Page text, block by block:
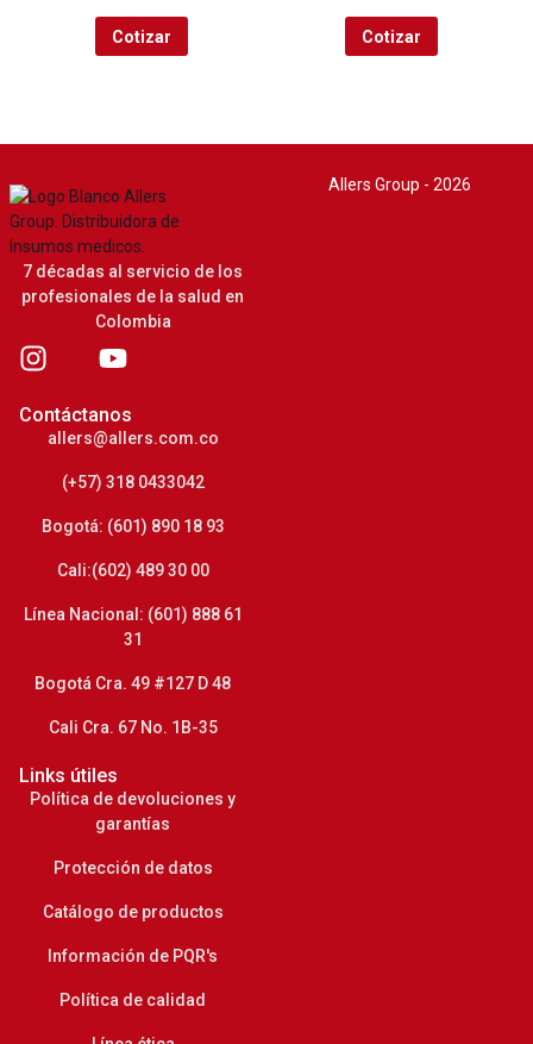
Cotizar Cotizar
7 décadas al servicio de los
profesionales de la salud en
Colombia
Contáctanos
allers@allers.com.co
(+57) 318 0433042
Bogotá: (601) 890 18 93
Cali:(602) 489 30 00
Línea Nacional: (601) 888 61
31
Bogotá Cra. 49 #127 D 48
Cali Cra. 67 No. 1B-35
Links útiles
Política de devoluciones y
garantías
Protección de datos
Catálogo de productos
Información de PQR's
Política de calidad
Allers Group - 2026